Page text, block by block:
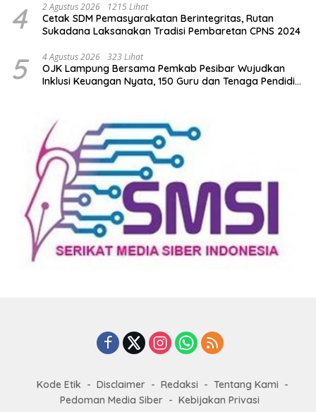
4 2 Agustus 2026 1215 Lihat
Cetak SDM Pemasyarakatan Berintegritas, Rutan
Sukadana Laksanakan Tradisi Pembaretan CPNS 2024
5 4 Agustus 2026 323 Lihat
OJK Lampung Bersama Pemkab Pesibar Wujudkan
Inklusi Keuangan Nyata, 150 Guru dan Tenaga Pendidik
Kode Etik Disclaimer Redaksi
Tentang Kami
Pedoman Media Siber
Kebijakan Privasi